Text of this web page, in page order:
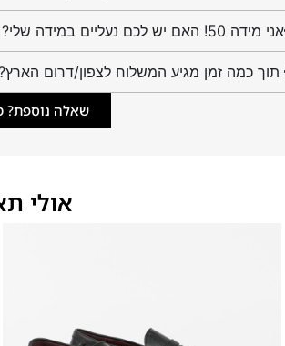
אני מידה 50! האם יש לכם נעליים במידה שלי?
תוך כמה זמן מגיע המשלוח לצפון/דרום
שאלה נוספת?
אולי